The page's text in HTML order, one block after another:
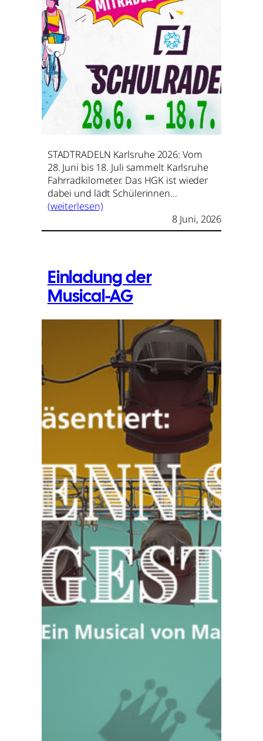
STADTRADELN Karlsruhe 2026: Vom
28. Juni bis 18. Juli sammelt Karlsruhe
Fahrradkilometer. Das HGK ist wieder
dabei und lädt Schülerinnen…
(weiterlesen)
8 Juni, 2026
Einladung der
Musical-AG